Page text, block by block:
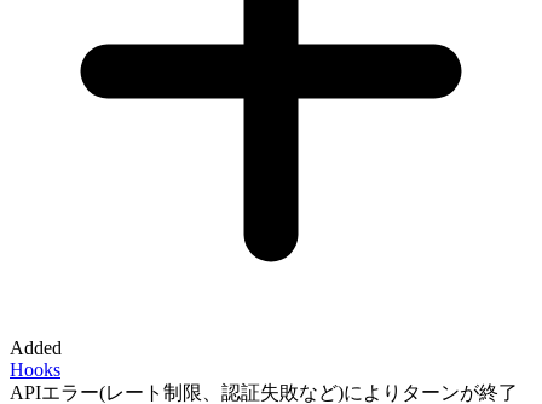
Added
Hooks
APIエラー(レート制限、認証失敗など)によりターンが終了